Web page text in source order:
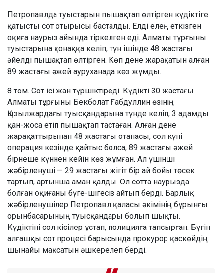
Петропавлда туыстарын пышақтап өлтірген күдіктіге
қатысты сот отырысы басталды. Елді елең еткізген
оқиға наурыз айында тіркелген еді. Алматы тұрғыны
туыстарына қонаққа келіп, түн ішінде 48 жастағы
әйелді пышақтап өлтірген. Көп дене жарақатын алған
89 жастағы әжей ауруханада көз жұмды.
8 том. Сот ісі жан түршіктіреді. Күдікті 30 жастағы
Алматы тұрғыны Бекболат Ғабдуллин өзінің
Қызылжардағы туысқандарына түнде келіп, 3 адамды
қан-жоса етіп пышақтап тастаған. Алған дене
жарақаттырынан 48 жастағы отанасы, сол күні
операция кезінде қайтыс болса, 89 жастағы әжей
бірнеше күннен кейін көз жұмған. Ал үшінші
жәбірленуші — 29 жастағы жігіт бір ай бойы төсек
тартып, артынша аман қалды. Ол сотта наурызда
болған оқиғаны бүге-шігесіз айтып берді. Барлық
жәбірленушілер Петропавл қаласы әкімінің бұрынғы
орынбасарының туысқандары болып шықты.
Күдіктіні сол кісілер ұстап, полицияға тапсырған. Бүгін
алғашқы сот процесі барысында прокурор қаскөйдің
шынайы мақсатын әшкерелеп берді.